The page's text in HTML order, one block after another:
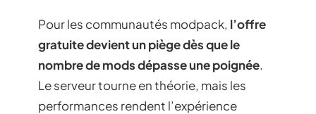
Pour les communautés modpack, l’offre
gratuite devient un piège dès que le
nombre de mods dépasse une poignée.
Le serveur tourne en théorie, mais les
performances rendent l’expérience